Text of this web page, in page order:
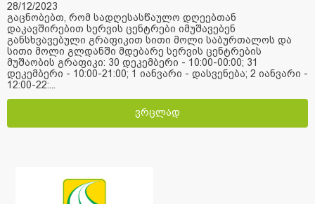
28/12/2023
გაცნობებთ, რომ სადღესასწაულო დღეებთან
დაკავშირებით სერვის ცენტრები იმუშავებენ
განსხვავებული გრაფიკით სითი მოლი საბურთალოს და
სითი მოლი გლდანში მდებარე სერვის ცენტრების
მუშაობის გრაფიკი: 30 დეკემბერი - 10:00-00:00; 31
დეკემბერი - 10:00-21:00; 1 იანვარი - დასვენება; 2 იანვარი -
12:00-22:...
ვრცლად